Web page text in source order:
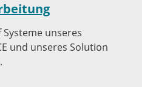
unseres
und unseres Solution